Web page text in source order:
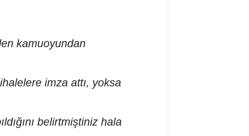
kamuoyundan
imza attı, yoksa
belirtmiştiniz hala